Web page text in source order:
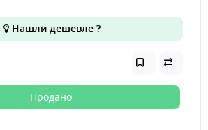
Нашли дешевле ?
Продано